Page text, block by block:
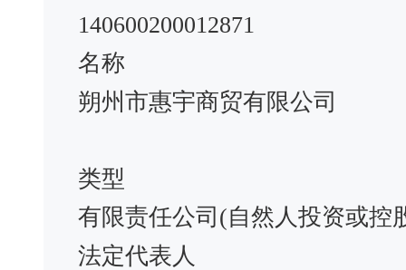
140600200012871
名称
朔州市惠宇商贸有限公司
类型
有限责任公司(自然人投资或控
法定代表人